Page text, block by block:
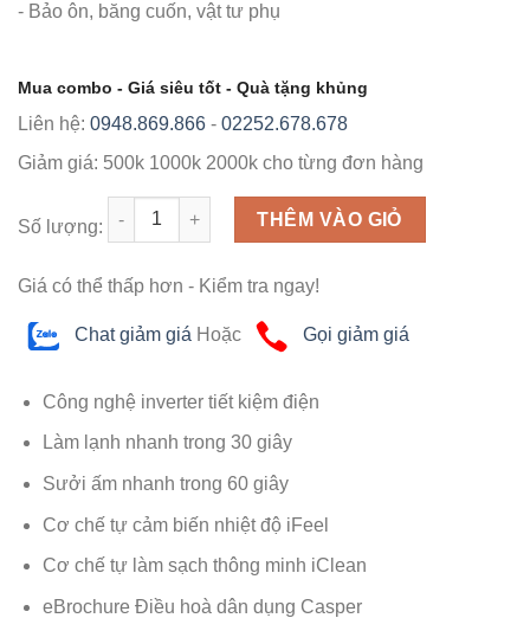
- Bảo ôn, băng cuốn, vật tư phụ
Mua combo - Giá siêu tốt - Quà tặng khủng
Liên hệ: 0948.869.866 - 02252.678.678
Giảm giá: 500k 1000k 2000k cho từng đơn hàng
Số lượng:
Số lượng THÊM VÀO GIỎ
Giá có thể thấp hơn - Kiểm tra ngay!
Chat giảm giá Hoặc Gọi giảm giá
Công nghệ inverter tiết kiệm điện
Làm lạnh nhanh trong 30 giây
Sưởi ấm nhanh trong 60 giây
Cơ chế tự cảm biến nhiệt độ iFeel
Cơ chế tự làm sạch thông minh iClean
eBrochure Điều hoà dân dụng Casper